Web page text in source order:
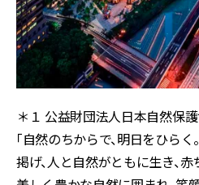
＊１ 公益財団法人日本自然保
「自然のちからで、明日をひら
掲げ、人と自然がともに生き、